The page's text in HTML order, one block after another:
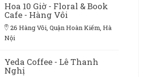
Hoa 10 Giờ - Floral & Book
Cafe - Hàng Vôi
26 Hàng Vôi, Quận Hoàn Kiếm, Hà
Nội
Yeda Coffee - Lê Thanh
Nghị